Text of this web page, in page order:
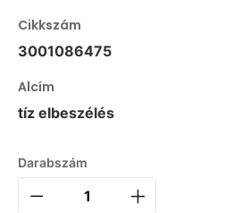
Cikkszám
3001086475
Alcím
tíz elbeszélés
Darabszám